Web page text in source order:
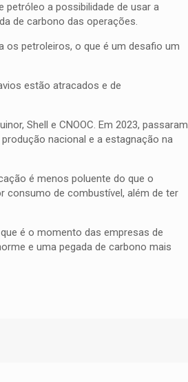
petróleo a possibilidade de usar a
de carbono das operações.
os petroleiros, o que é um desafio um
estão atracados e de
Shell e CNOOC. Em 2023, passaram
nacional e a estagnação na
é menos poluente do que o
consumo de combustível, além de ter
é o momento das empresas de
e uma pegada de carbono mais